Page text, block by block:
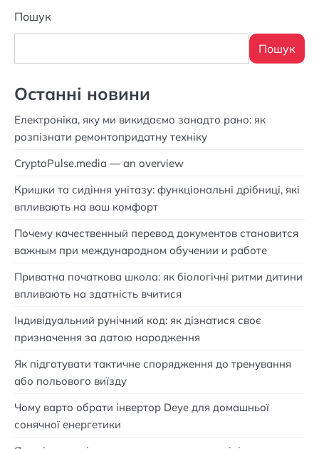
Пошук
Пошук
Останні новини
Електроніка, яку ми викидаємо занадто рано: як
розпізнати ремонтопридатну техніку
CryptoPulse.media — an overview
Кришки та сидіння унітазу: функціональні дрібниці, які
впливають на ваш комфорт
Почему качественный перевод документов становится
важным при международном обучении и работе
Приватна початкова школа: як біологічні ритми дитини
впливають на здатність вчитися
Індивідуальний рунічний код: як дізнатися своє
призначення за датою народження
Як підготувати тактичне спорядження до тренування
або польового виїзду
Чому варто обрати інвертор Deye для домашньої
сонячної енергетики